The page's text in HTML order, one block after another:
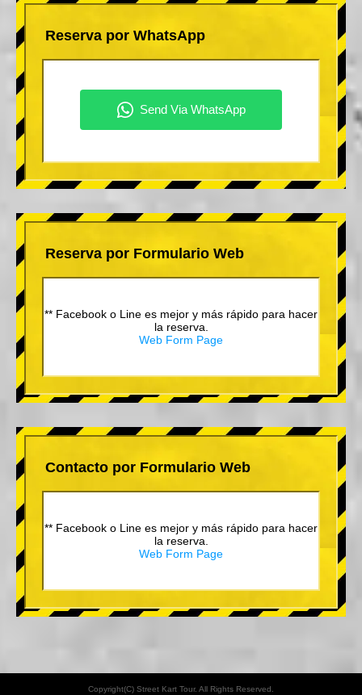
Reserva por WhatsApp
Reserva por Formulario Web
** Facebook o Line es mejor y más rápido para hacer
la reserva.
Web Form Page
Contacto por Formulario Web
** Facebook o Line es mejor y más rápido para hacer
la reserva.
Web Form Page
Copyright(C) Street Kart Tour. All Rights Reserved.